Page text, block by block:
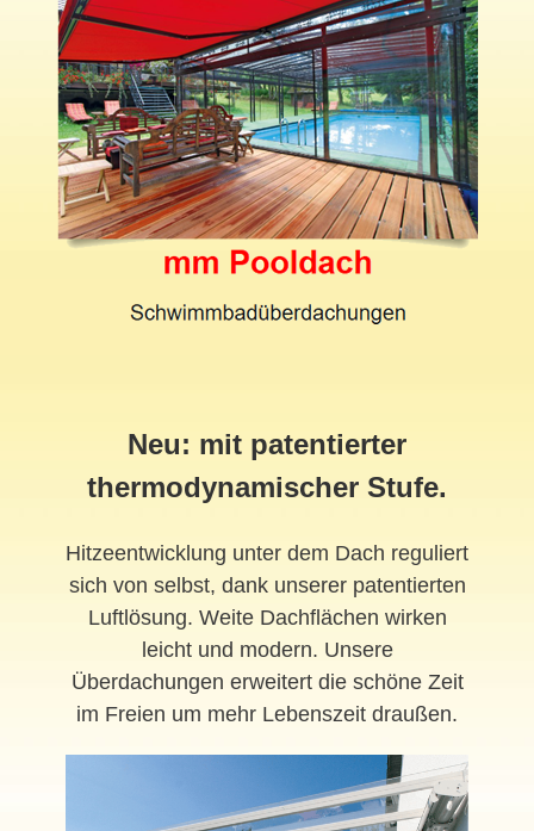
Neu: mit patentierter
thermodynamischer Stufe.
Hitzeentwicklung unter dem Dach reguliert
sich von selbst, dank unserer patentierten
Luftlösung. Weite Dachflächen wirken
leicht und modern. Unsere
Überdachungen erweitert die schöne Zeit
im Freien um mehr Lebenszeit draußen.